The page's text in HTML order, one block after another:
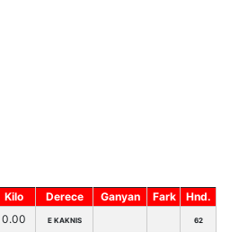
Kilo Derece Ganyan Fark
Hnd.
0.00 E KAKNIS 62